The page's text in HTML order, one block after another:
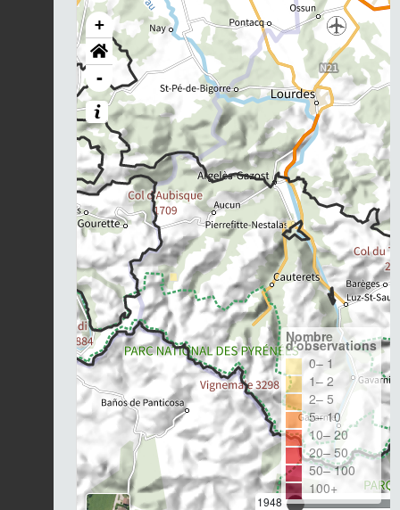
+
-
1948
Nombre
d'observations
0– 1
1– 2
2– 5
5– 10
10– 20
20– 50
50– 100
100+